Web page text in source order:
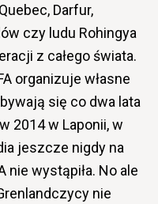
Darfur,
czy ludu Rohingya
z całego świata.
organizuje własne
się co dwa lata
2014 w Laponii, w
jeszcze nigdy na
nie wystąpiła. No ale
nie